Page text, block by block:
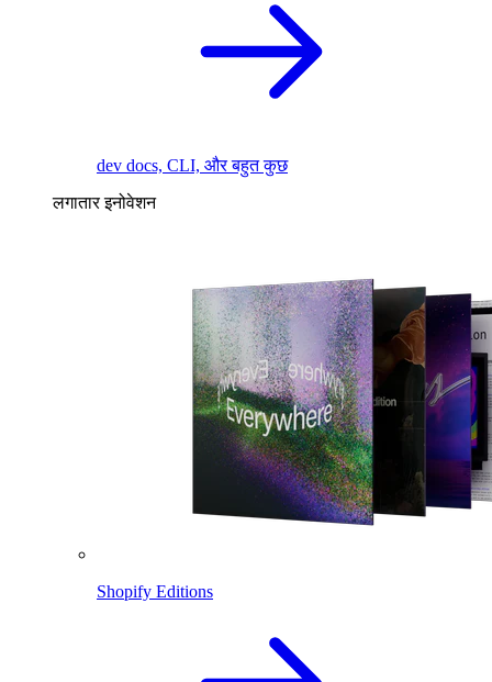
dev docs, CLI, और बहुत कुछ
लगातार इनोवेशन
Shopify Editions